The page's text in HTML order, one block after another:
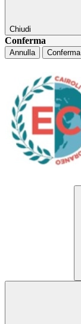
Chiudi
Conferma
Annulla Conferma